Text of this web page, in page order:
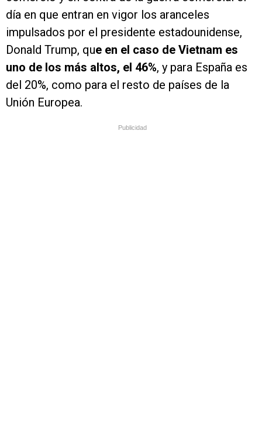
día en que entran en vigor los aranceles
impulsados por el presidente estadounidense,
Donald Trump, que en el caso de Vietnam es
uno de los más altos, el 46%, y para España es
del 20%, como para el resto de países de la
Unión Europea.
Publicidad